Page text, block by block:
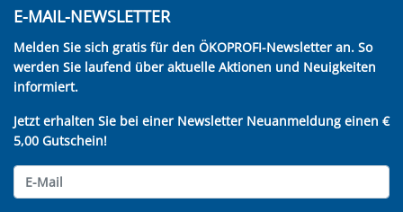
E-MAIL-NEWSLETTER
Melden Sie sich gratis für den ÖKOPROFI-Newsletter an. So
werden Sie laufend über aktuelle Aktionen und Neuigkeiten
informiert.
Jetzt erhalten Sie bei einer Newsletter Neuanmeldung einen €
5,00 Gutschein!